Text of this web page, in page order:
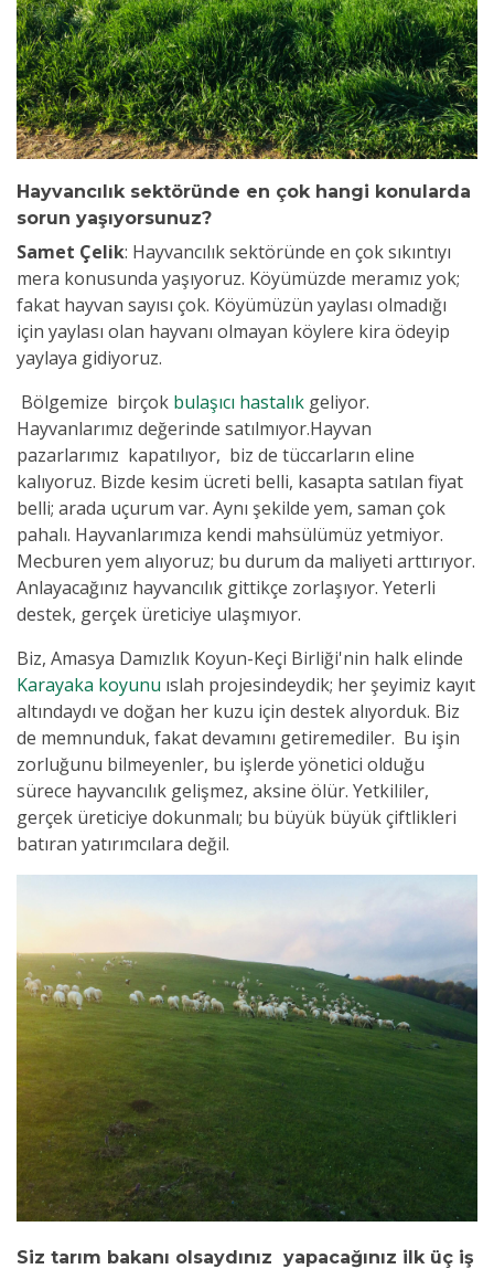
Hayvancılık sektöründe en çok hangi konularda
sorun yaşıyorsunuz?
Samet Çelik: Hayvancılık sektöründe en çok sıkıntıyı
mera konusunda yaşıyoruz. Köyümüzde meramız yok;
fakat hayvan sayısı çok. Köyümüzün yaylası olmadığı
için yaylası olan hayvanı olmayan köylere kira ödeyip
yaylaya gidiyoruz.
Bölgemize birçok bulaşıcı hastalık geliyor.
Hayvanlarımız değerinde satılmıyor.Hayvan
pazarlarımız kapatılıyor, biz de tüccarların eline
kalıyoruz. Bizde kesim ücreti belli, kasapta satılan fiyat
belli; arada uçurum var. Aynı şekilde yem, saman çok
pahalı. Hayvanlarımıza kendi mahsülümüz yetmiyor.
Mecburen yem alıyoruz; bu durum da maliyeti arttırıyor.
Anlayacağınız hayvancılık gittikçe zorlaşıyor. Yeterli
destek, gerçek üreticiye ulaşmıyor.
Biz, Amasya Damızlık Koyun-Keçi Birliği'nin halk elinde
Karayaka koyunu ıslah projesindeydik; her şeyimiz kayıt
altındaydı ve doğan her kuzu için destek alıyorduk. Biz
de memnunduk, fakat devamını getiremediler. Bu işin
zorluğunu bilmeyenler, bu işlerde yönetici olduğu
sürece hayvancılık gelişmez, aksine ölür. Yetkililer,
gerçek üreticiye dokunmalı; bu büyük büyük çiftlikleri
batıran yatırımcılara değil.
Siz tarım bakanı olsaydınız yapacağınız ilk üç iş